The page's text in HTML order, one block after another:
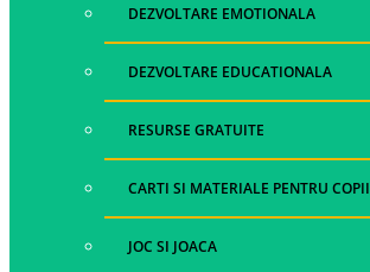
DEZVOLTARE EMOTIONALA
DEZVOLTARE EDUCATIONALA
RESURSE GRATUITE
CARTI SI MATERIALE PENTRU COPII
JOC SI JOACA